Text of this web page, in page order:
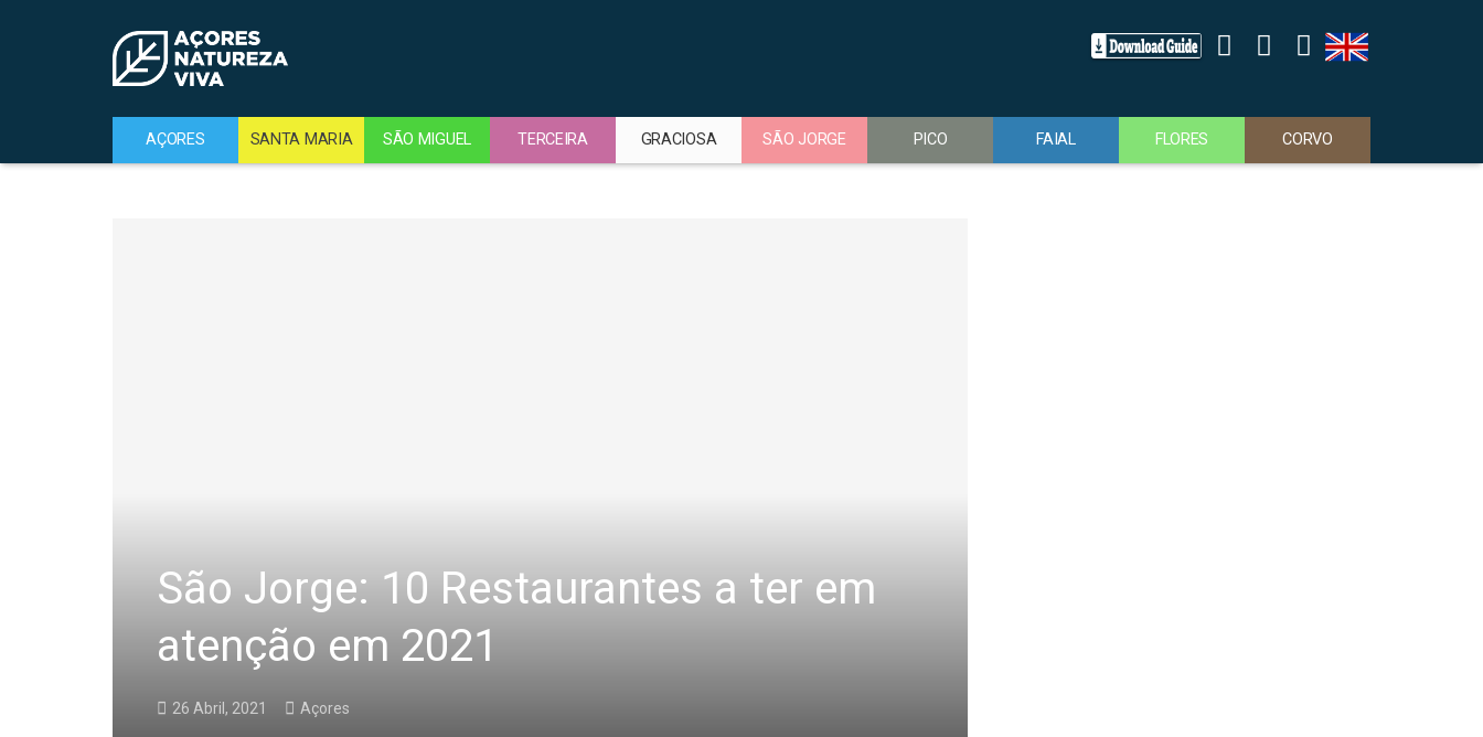
AÇORES SANTA MARIA SÃO MIGUEL TERCEIRA GRACIOSA SÃO JORGE PICO FAIAL FLORES CORVO
São Jorge: 10 Restaurantes a ter em
atenção em 2021
26 Abril, 2021 Açores